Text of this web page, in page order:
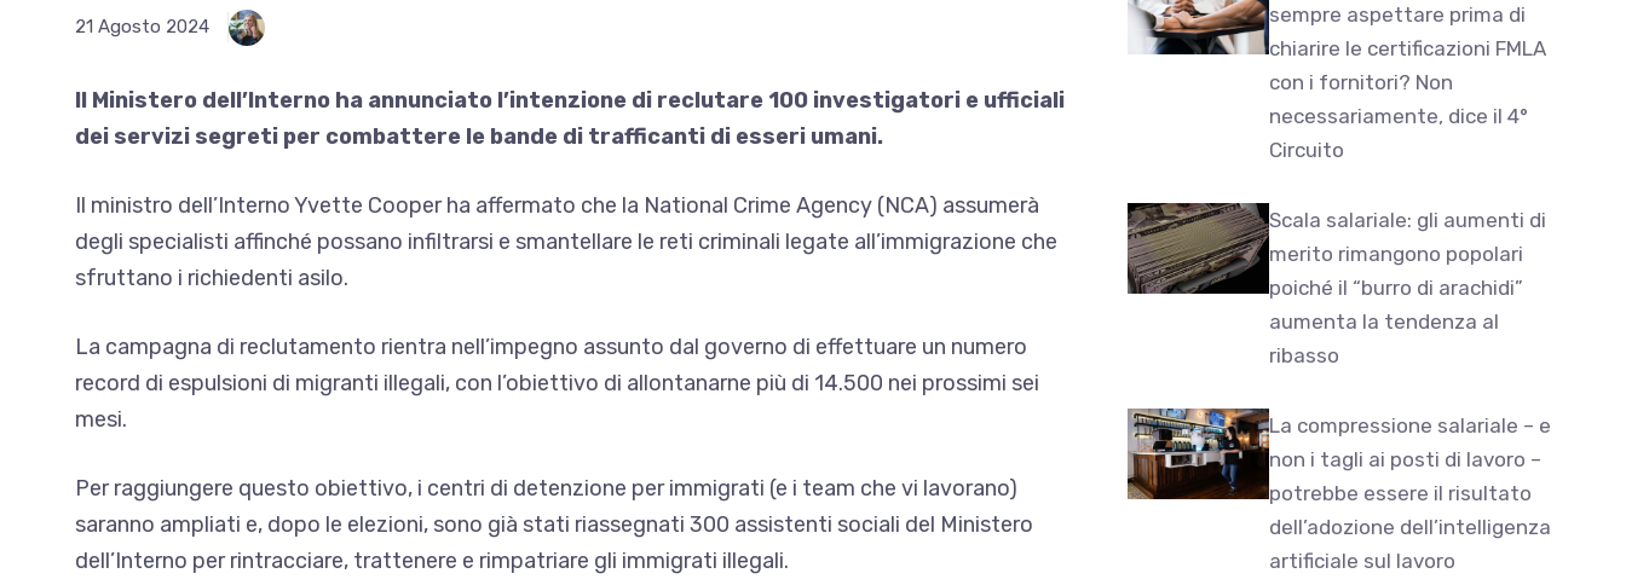
21 Agosto 2024
Il Ministero dell’Interno ha annunciato l’intenzione di reclutare 100 investigatori e ufficiali
dei servizi segreti per combattere le bande di trafficanti di esseri umani.
Il ministro dell’Interno Yvette Cooper ha affermato che la National Crime Agency (NCA) assumerà
degli specialisti affinché possano infiltrarsi e smantellare le reti criminali legate all’immigrazione che
sfruttano i richiedenti asilo.
La campagna di reclutamento rientra nell’impegno assunto dal governo di effettuare un numero
record di espulsioni di migranti illegali, con l’obiettivo di allontanarne più di 14.500 nei prossimi sei
mesi.
Per raggiungere questo obiettivo, i centri di detenzione per immigrati (e i team che vi lavorano)
saranno ampliati e, dopo le elezioni, sono già stati riassegnati 300 assistenti sociali del Ministero
dell’Interno per rintracciare, trattenere e rimpatriare gli immigrati illegali.
sempre aspettare prima di
chiarire le certificazioni FMLA
con i fornitori? Non
necessariamente, dice il 4°
Circuito
Scala salariale: gli aumenti di
merito rimangono popolari
poiché il “burro di arachidi”
aumenta la tendenza al
ribasso
La compressione salariale – e
non i tagli ai posti di lavoro –
potrebbe essere il risultato
dell’adozione dell’intelligenza
artificiale sul lavoro